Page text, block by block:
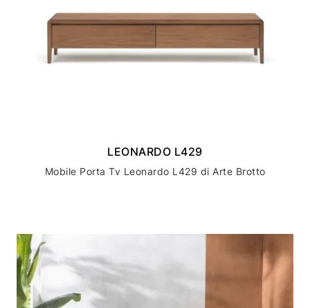
LEONARDO L429
Mobile Porta Tv Leonardo L429 di Arte Brotto